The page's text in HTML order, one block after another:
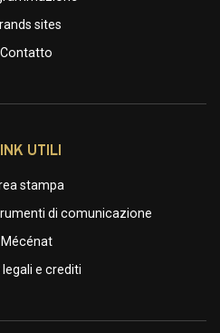
sites
Contatto
UTILI
stampa
di comunicazione
Mécénat
legali e crediti